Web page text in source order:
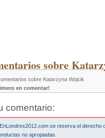
sobre
sobre Katarzyna Wojcik
en comentar!
comentario:
se reserva el derecho
no apropiadas.